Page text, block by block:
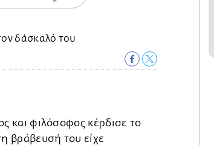
και φιλόσοφος κέρδισε το
βράβευσή του είχε